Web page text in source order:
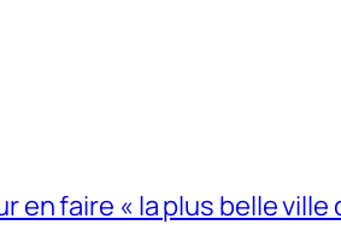
en faire « la plus belle